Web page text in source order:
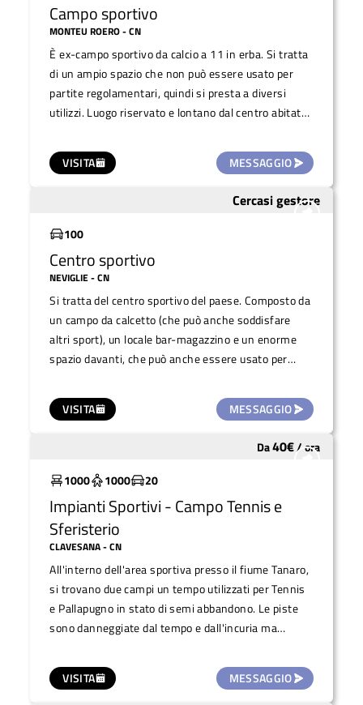
VISITA MESSAGGIO
Campo sportivo
MONTEU ROERO- CN
È ex-campo sportivo da calcio a 11 in erba. Si tratta
di un ampio spazio che non può essere usato per
partite regolamentari, quindi si presta a diversi
utilizzi. Luogo riservato e lontano dal centro abitato.
organizzato. Spazio preposto dal comune come
atterraggio elicottero di emergenza (elisoccorso).
VISITA MESSAGGIO
Cercasi gestore
100
Centro sportivo
NEVIGLIE- CN
Si tratta del centro sportivo del paese. Composto da
un campo da calcetto (che può anche soddisfare
altri sport), un locale bar-magazzino e un enorme
spazio davanti, che può anche essere usato per
VISITA MESSAGGIO
Da40€/ora
1000
1000 20
Impianti Sportivi - Campo Tennis e
Sferisterio
CLAVESANA- CN
All'interno dell'area sportiva presso il fiume Tanaro,
si trovano due campi un tempo utilizzati per Tennis
e Pallapugno in stato di semi abbandono. Le piste
sono danneggiate dal tempo e dall'incuria ma
amplia la metratura. sono recitante e dotate di
panchine, i servizi igienici sono funzionanti poichè